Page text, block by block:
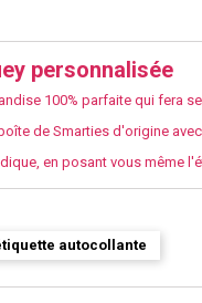
personnalisée
100% parfaite qui fera
de Smarties d'origine
en posant vous même
autocollante